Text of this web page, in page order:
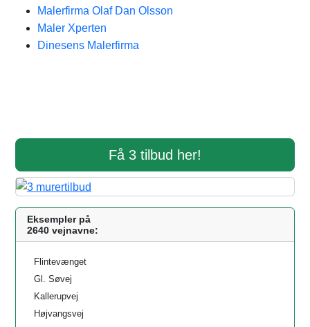
Malerfirma Olaf Dan Olsson
Maler Xperten
Dinesens Malerfirma
Få 3 tilbud her!
Eksempler på
2640 vejnavne:
Flintevænget
Gl. Søvej
Kallerupvej
Højvangsvej